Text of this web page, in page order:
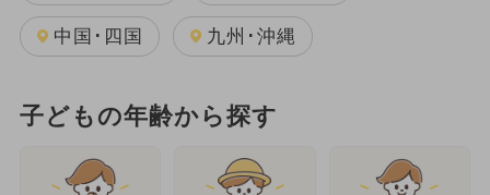
中国･四国 九州･沖縄
子どもの年齢から探す